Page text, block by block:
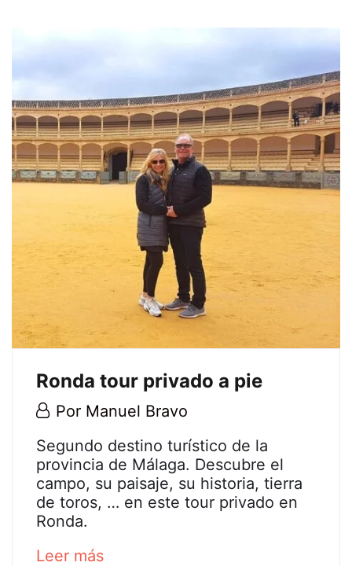
Alhambra
26
enero,
2025
2020-
30T11:07:00+02:00
Ronda tour privado a pie
20
2020
Por Manuel Bravo
Ronda
tour
privado
a
Segundo destino turístico de la
provincia de Málaga. Descubre el
campo, su paisaje, su historia, tierra
de toros, … en este tour privado en
Ronda.
Leer másabout